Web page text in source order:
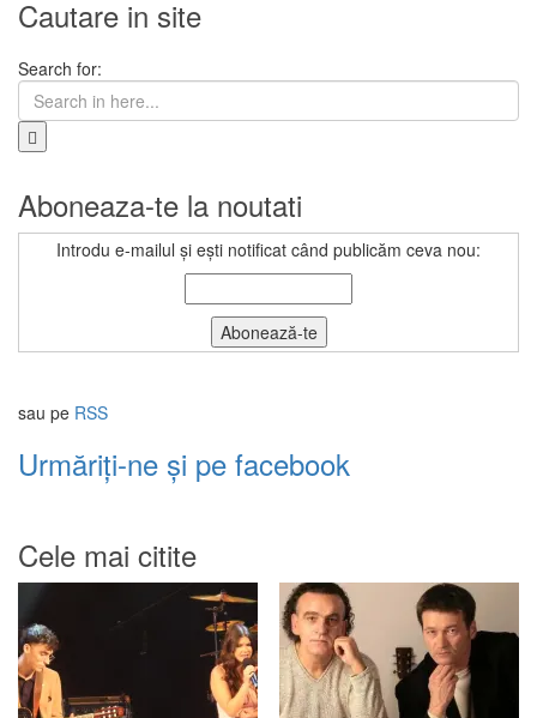
Cautare in site
Search for:
Aboneaza-te la noutati
Introdu e-mailul și ești notificat când publicăm ceva nou:
sau pe RSS
Urmăriți-ne și pe facebook
Cele mai citite